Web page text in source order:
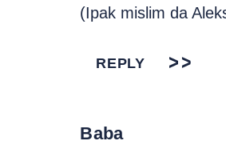
(Ipak mislim da
REPLY
Baba